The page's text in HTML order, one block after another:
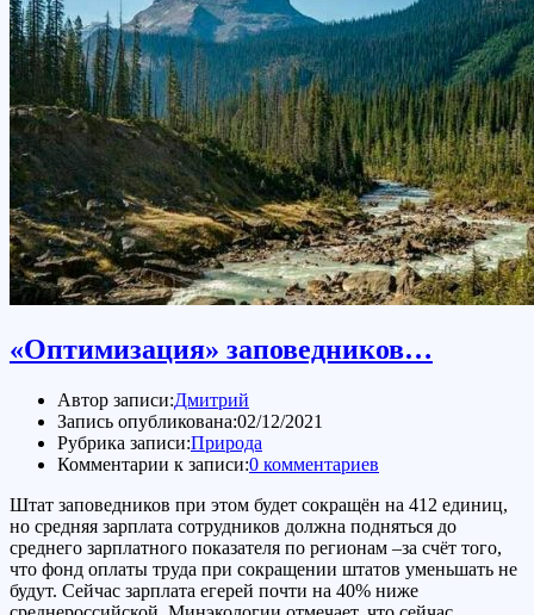
«Оптимизация» заповедников…
Автор записи:Дмитрий
Запись опубликована:02/12/2021
Рубрика записи:Природа
Комментарии к записи:0 комментариев
Штат заповедников при этом будет сокращён на 412 единиц,
но средняя зарплата сотрудников должна подняться до
среднего зарплатного показателя по регионам –за счёт того,
что фонд оплаты труда при сокращении штатов уменьшать не
будут. Сейчас зарплата егерей почти на 40% ниже